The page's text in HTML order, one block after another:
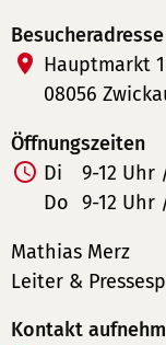
Besucheradresse
Hauptmarkt 1
08056
Öffnungszeiten
Di
9-12 Uhr
Do 9-12 Uhr
Mathias Merz
Leiter &
Kontakt